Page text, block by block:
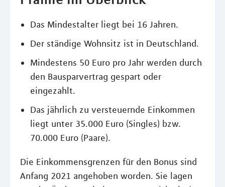
Das Mindestalter liegt bei 16 Jahren.
Der ständige Wohnsitz ist in Deutschland.
Mindestens 50 Euro pro Jahr werden durch
den Bausparvertrag gespart oder
eingezahlt.
Das jährlich zu versteuernde Einkommen
liegt unter 35.000 Euro (Singles) bzw.
70.000 Euro (Paare).
Die Einkommensgrenzen für den Bonus sind
Anfang 2021 angehoben worden. Sie lagen